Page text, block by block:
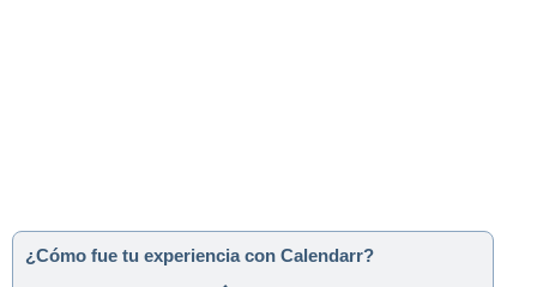
¿Cómo fue tu experiencia con Calendarr?